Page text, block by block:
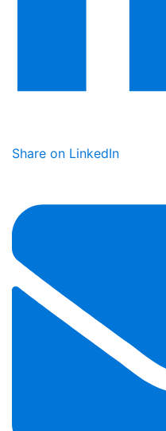
Share on LinkedIn